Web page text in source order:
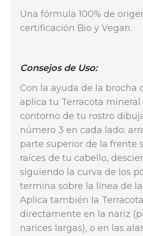
Una fórmula 100% de
certificación Bio y Vegan.
Consejos de Uso:
Con la ayuda de la brocha
aplica tu Terracota mineral
contorno de tu rostro
número 3 en cada lado:
parte superior de la frente
raíces de tu cabello,
siguiendo la curva de los
termina sobre la línea de
Aplica también la
directamente en la nariz
narices largas), o en las